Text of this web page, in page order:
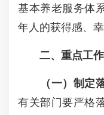
基本养老服务体
年人的获得感、
二、重点工
（一）制定
有关部门要严格